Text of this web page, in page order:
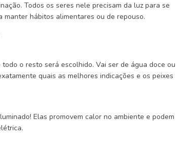
Todos os seres nele precisam da luz para se
hábitos alimentares ou de repouso.
o resto será escolhido. Vai ser de água doce ou
quais as melhores indicações e os peixes
Elas promovem calor no ambiente e podem